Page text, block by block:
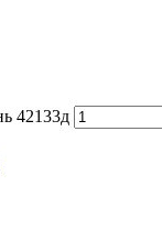
42133д